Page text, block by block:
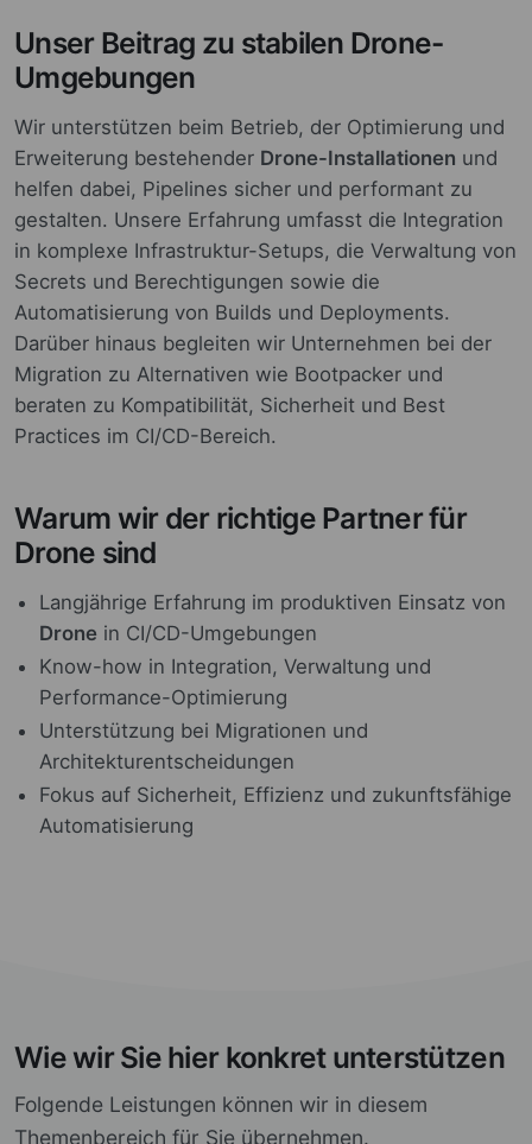
Unser Beitrag zu stabilen Drone-
Umgebungen
Wir unterstützen beim Betrieb, der Optimierung und
Erweiterung bestehender Drone-Installationen und
helfen dabei, Pipelines sicher und performant zu
gestalten. Unsere Erfahrung umfasst die Integration
in komplexe Infrastruktur-Setups, die Verwaltung von
Secrets und Berechtigungen sowie die
Automatisierung von Builds und Deployments.
Darüber hinaus begleiten wir Unternehmen bei der
Migration zu Alternativen wie Bootpacker und
beraten zu Kompatibilität, Sicherheit und Best
Practices im CI/CD-Bereich.
Warum wir der richtige Partner für
Drone sind
Langjährige Erfahrung im produktiven Einsatz von
Drone in CI/CD-Umgebungen
Know-how in Integration, Verwaltung und
Performance-Optimierung
Unterstützung bei Migrationen und
Architekturentscheidungen
Fokus auf Sicherheit, Effizienz und zukunftsfähige
Automatisierung
Wie wir Sie hier konkret unterstützen
Folgende Leistungen können wir in diesem
Themenbereich für Sie übernehmen.